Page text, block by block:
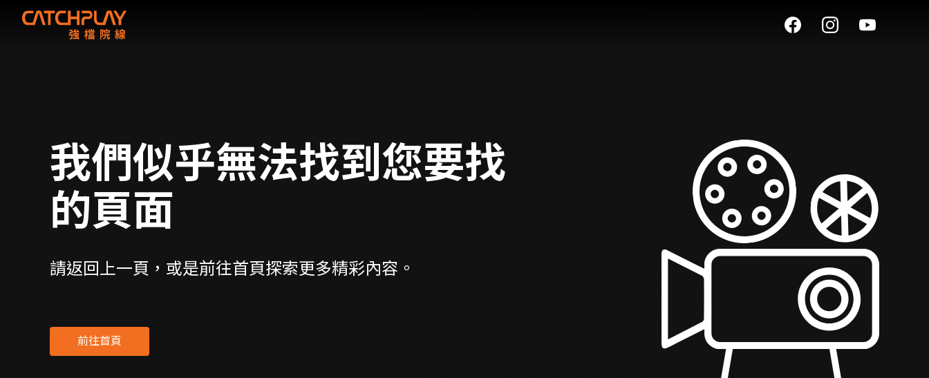
我們似乎無法找到您要找
的頁面
請返回上一頁，或是前往首頁探索更多精彩內容。
前往首頁